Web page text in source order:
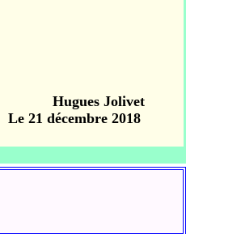
Hugues Jolivet
Le 21 décembre 2018